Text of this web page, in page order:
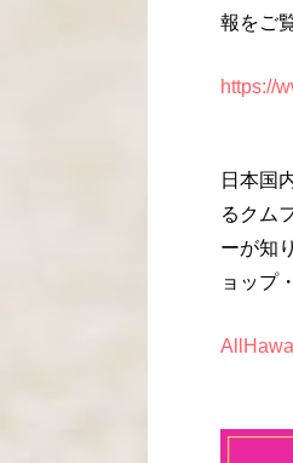
報をご
https://
日本国
るクム
ーが知
ョップ